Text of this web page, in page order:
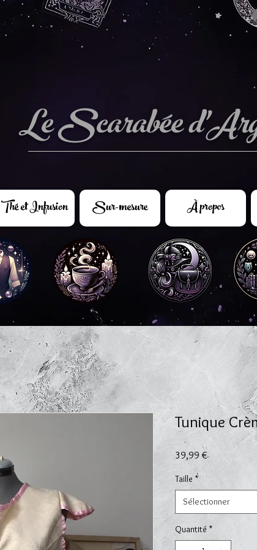
Le Scarabée
Thé et Infusion Sur-mesure À propos
Tunique
39,99 €Prix
Taille *
Sélectionner
Quantité *